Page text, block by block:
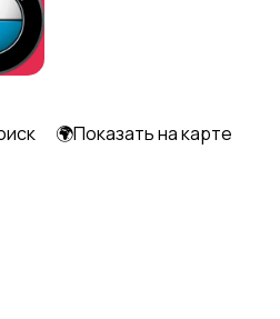
🌍Показать на карте